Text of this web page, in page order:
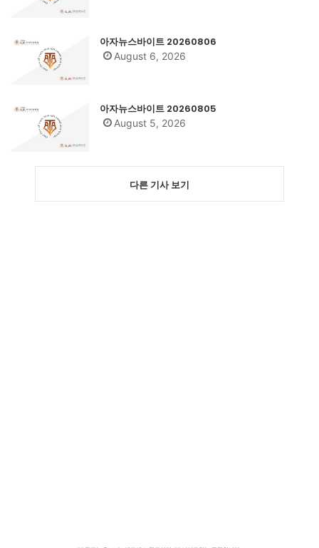
아자뉴스바이트 20260806
August 6, 2026
아자뉴스바이트 20260805
August 5, 2026
다른 기사 보기